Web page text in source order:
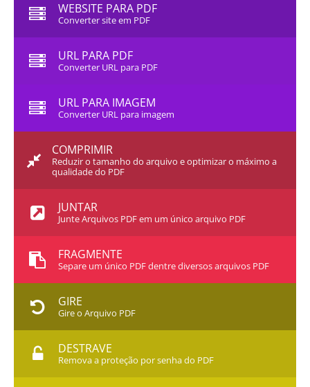
WEBSITE PARA PDF
Converter site em PDF
URL PARA PDF
Converter URL para PDF
URL PARA IMAGEM
Converter URL para imagem
COMPRIMIR
Reduzir o tamanho do arquivo e optimizar o máximo a
qualidade do PDF
JUNTAR
Junte Arquivos PDF em um único arquivo PDF
FRAGMENTE
Separe um único PDF dentre diversos arquivos PDF
GIRE
Gire o Arquivo PDF
DESTRAVE
Remova a proteção por senha do PDF